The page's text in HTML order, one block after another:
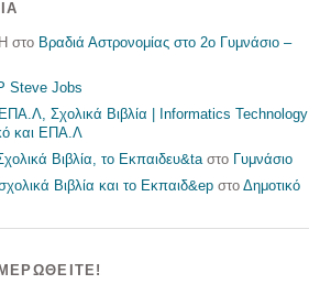
στο Βραδιά Αστρονομίας στο 2ο Γυμνάσιο –
Steve Jobs
ΕΠΑ.Λ, Σχολικά Βιβλία | Informatics Technology
και ΕΠΑ.Λ
Βιβλία, το Εκπαιδευ&ta στο Γυμνάσιο
Βιβλία και το Εκπαιδ&ep στο Δημοτικό